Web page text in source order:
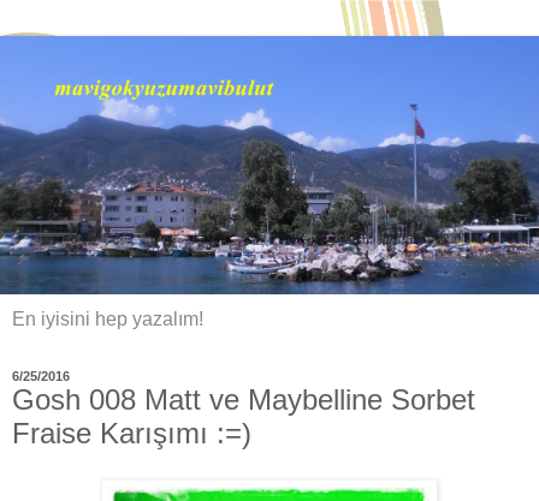
En iyisini hep yazalım!
6/25/2016
Gosh 008 Matt ve Maybelline Sorbet
Fraise Karışımı :=)